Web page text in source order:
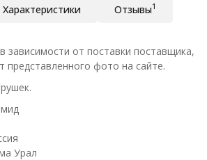
Характеристики Отзывы1
зависимости от поставки поставщика,
представленного фото на сайте.
Урал